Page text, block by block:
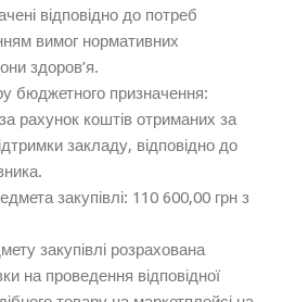
відповідно до потреб
вимог нормативних
здоров’я.
бюджетного призначення:
рахунок коштів отриманих за
закладу, відповідно до
закупівлі: 110 600,00 грн з
закупівлі розрахована
на проведення відповідної